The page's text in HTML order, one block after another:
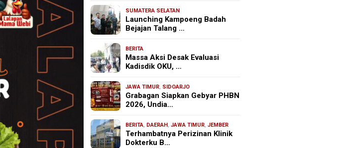
SUMATERA SELATAN
Launching Kampoeng Badah
Bejajan Talang …
BERITA
Massa Aksi Desak Evaluasi
Kadisdik OKU, …
JAWA TIMUR, SIDOARJO
Grabagan Siapkan Gebyar PHBN
2026, Undia…
BERITA, DAERAH ,JAWA TIMUR,JEMBER
Terhambatnya Perizinan Klinik
Dokterku B…